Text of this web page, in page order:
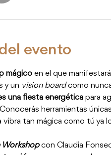
evento
mágico en el que
y un vision board como
una fiesta energética para
herramientas
vibra tan mágica como tú ya
Workshop con Claudia